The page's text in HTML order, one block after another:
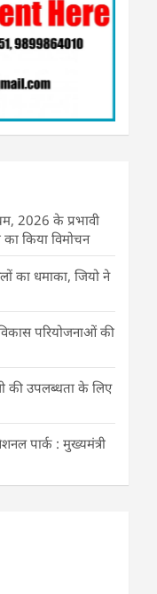
2026 के प्रभावी
का किया विमोचन
का धमाका, जियो ने
परियोजनाओं की
की उपलब्धता के लिए
पार्क : मुख्यमंत्री